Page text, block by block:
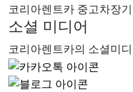
코리아렌트카 중고차장
소셜 미디어
코리아렌트카의 소셜미